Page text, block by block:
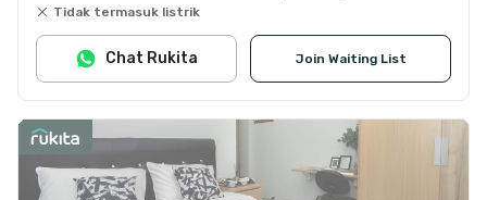
Tidak termasuk listrik
Join Waiting List
Chat Rukita